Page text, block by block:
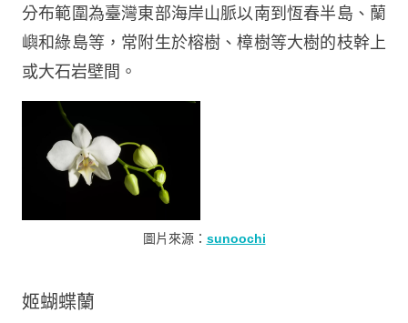
分布範圍為臺灣東部海岸山脈以南到恆春半島、蘭
嶼和綠島等，常附生於榕樹、樟樹等大樹的枝幹上
或大石岩壁間。
圖片來源： sunoochi
姬蝴蝶蘭